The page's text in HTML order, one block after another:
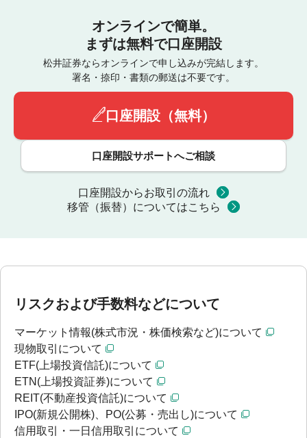
オンラインで簡単。
まずは無料で口座開設
松井証券ならオンラインで申し込みが完結します。
署名・捺印・書類の郵送は不要です。
口座開設（無料）
口座開設サポートへご相談
口座開設からお取引の流れ
移管（振替）についてはこちら
リスクおよび手数料などについて
マーケット情報(株式市況・株価検索など)について
現物取引について
ETF(上場投資信託)について
ETN(上場投資証券)について
REIT(不動産投資信託)について
IPO(新規公開株)、PO(公募・売出し)について
信用取引・一日信用取引について